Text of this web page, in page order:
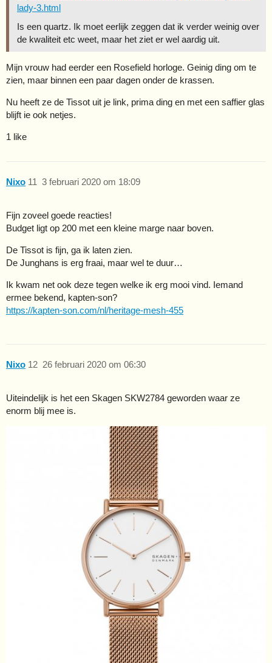
lady-3.html
Is een quartz. Ik moet eerlijk zeggen dat ik verder weinig over
de kwaliteit etc weet, maar het ziet er wel aardig uit.
Mijn vrouw had eerder een Rosefield horloge. Geinig ding om te
zien, maar binnen een paar dagen onder de krassen.
Nu heeft ze de Tissot uit je link, prima ding en met een saffier glas
blijft ie ook netjes.
1 like
Nixo 3 februari 2020 om 18:09
11
Fijn zoveel goede reacties!
Budget ligt op 200 met een kleine marge naar boven.
De Tissot is fijn, ga ik laten zien.
De Junghans is erg fraai, maar wel te duur…
Ik kwam net ook deze tegen welke ik erg mooi vind. Iemand
ermee bekend, kapten-son?
https://kapten-son.com/nl/heritage-mesh-455
Nixo 26 februari 2020 om 06:30
12
Uiteindelijk is het een Skagen SKW2784 geworden waar ze
enorm blij mee is.